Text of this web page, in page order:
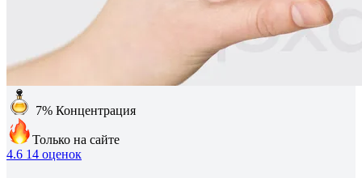
7% Концентрация
Только на сайте
4.6 14 оценок